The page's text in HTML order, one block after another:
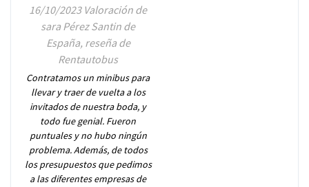
16/10/2023 Valoración de
sara Pérez Santin de
España, reseña de
Rentautobus
Contratamos un minibus para
llevar y traer de vuelta a los
invitados de nuestra boda, y
todo fue genial. Fueron
puntuales y no hubo ningún
problema. Además, de todos
los presupuestos que pedimos
a las diferentes empresas de